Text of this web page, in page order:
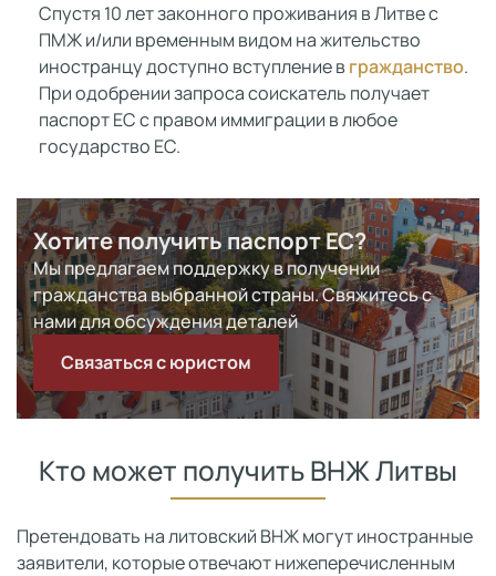
Спустя 10 лет законного проживания в Литве с
ПМЖ и/или временным видом на жительство
иностранцу доступно вступление вгражданство.
При одобрении запроса соискатель получает
паспорт ЕС с правом иммиграции в любое
государство ЕС.
Хотите получить паспорт ЕС?
Мы предлагаем поддержку в получении
гражданства выбранной страны. Свяжитесь с
нами для обсуждения деталей
Связаться с юристом
Кто может получить ВНЖ Литвы
Претендовать на литовский ВНЖ могут иностранные
заявители, которые отвечают нижеперечисленным